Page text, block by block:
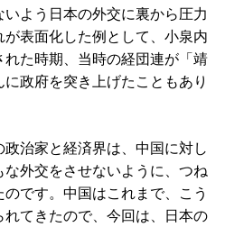
よう日本の外交に裏から圧力
表面化した例として、小泉内
た時期、当時の経団連が「靖
政府を突き上げたこともあり
治家と経済界は、中国に対し
外交をさせないように、つね
です。中国はこれまで、こう
れてきたので、今回は、日本の